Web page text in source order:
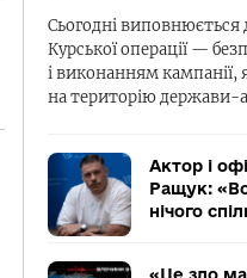
Сьогодні виповнюється
Курської операції —
і виконанням кампанії,
на територію держави-
Актор і
Ращук:
нічого
«Це зло